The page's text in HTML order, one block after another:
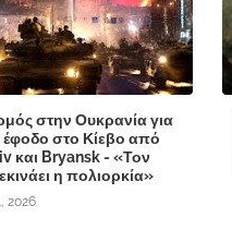
στην Ουκρανία για
στο Κίεβο από
και Bryansk - «Τον
η πολιορκία»
2026